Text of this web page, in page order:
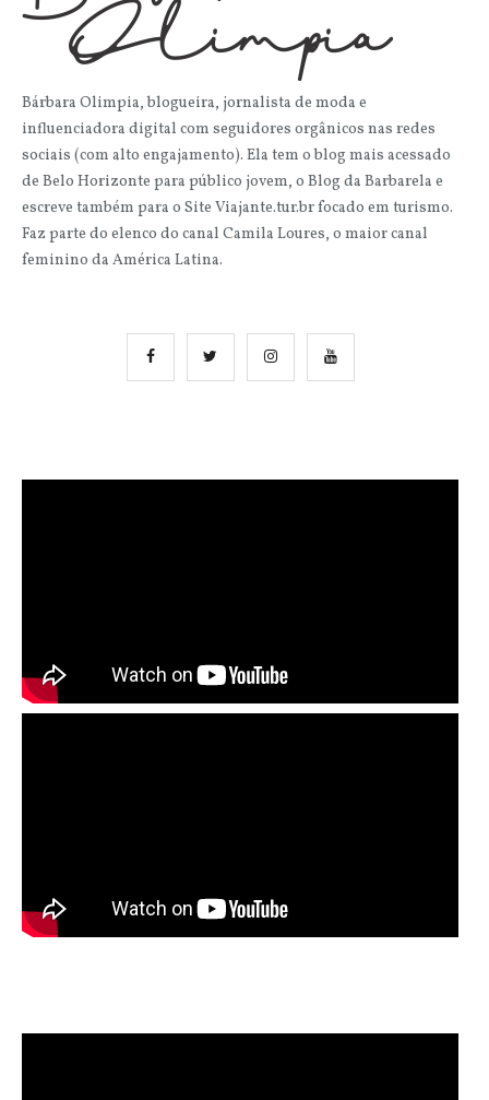
Bárbara Olimpia, blogueira, jornalista de moda e
influenciadora digital com seguidores orgânicos nas redes
sociais (com alto engajamento). Ela tem o blog mais acessado
de Belo Horizonte para público jovem, o Blog da Barbarela e
escreve também para o Site Viajante.tur.br focado em turismo.
Faz parte do elenco do canal Camila Loures, o maior canal
feminino da América Latina.